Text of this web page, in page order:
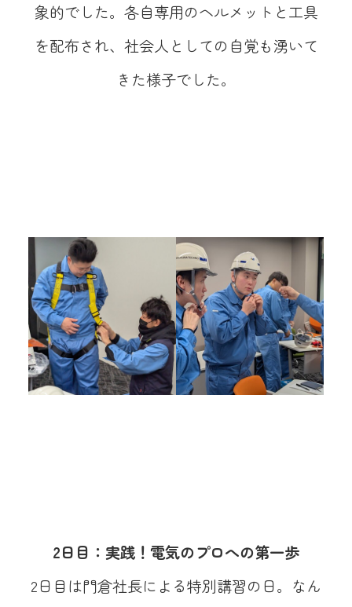
象的でした。各自専用のヘルメットと工具
を配布され、社会人としての自覚も湧いて
きた様子でした。
2日目：実践！電気のプロへの第一歩
2日目は門倉社長による特別講習の日。なん